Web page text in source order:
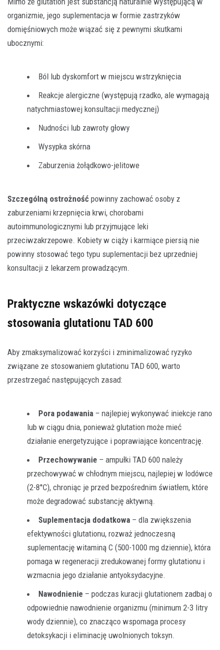
organizmie, jego suplementacja w formie zastrzyków
domięśniowych może wiązać się z pewnymi skutkami
ubocznymi:
Ból lub dyskomfort w miejscu wstrzyknięcia
Reakcje alergiczne (występują rzadko, ale wymagają
natychmiastowej konsultacji medycznej)
Nudności lub zawroty głowy
Wysypka skórna
Zaburzenia żołądkowo-jelitowe
Szczególną ostrożność powinny zachować osoby z
zaburzeniami krzepnięcia krwi, chorobami
autoimmunologicznymi lub przyjmujące leki
przeciwzakrzepowe. Kobiety w ciąży i karmiące piersią nie
powinny stosować tego typu suplementacji bez uprzedniej
konsultacji z lekarzem prowadzącym.
Praktyczne wskazówki dotyczące
stosowania glutationu TAD 600
Aby zmaksymalizować korzyści i zminimalizować ryzyko
związane ze stosowaniem glutationu TAD 600, warto
przestrzegać następujących zasad:
Pora podawania – najlepiej wykonywać iniekcje rano
lub w ciągu dnia, ponieważ glutation może mieć
działanie energetyzujące i poprawiające koncentrację.
Przechowywanie – ampułki TAD 600 należy
przechowywać w chłodnym miejscu, najlepiej w lodówce
(2-8°C), chroniąc je przed bezpośrednim światłem, które
może degradować substancję aktywną.
Suplementacja dodatkowa – dla zwiększenia
efektywności glutationu, rozważ jednoczesną
suplementację witaminą C (500-1000 mg dziennie), która
pomaga w regeneracji zredukowanej formy glutationu i
wzmacnia jego działanie antyoksydacyjne.
Nawodnienie – podczas kuracji glutationem zadbaj o
odpowiednie nawodnienie organizmu (minimum 2-3 litry
wody dziennie), co znacząco wspomaga procesy
detoksykacji i eliminację uwolnionych toksyn.